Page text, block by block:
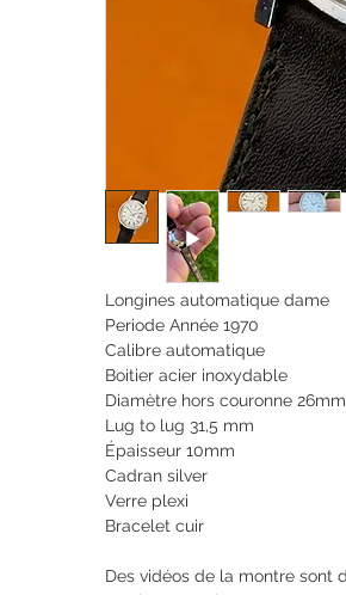
Longines automatique dame
Periode Année 1970
Calibre automatique
Boitier acier inoxydable
Diamètre hors couronne 26mm
Lug to lug 31,5 mm
Épaisseur 10mm
Cadran silver
Verre plexi
Bracelet cuir
Des vidéos de la montre sont